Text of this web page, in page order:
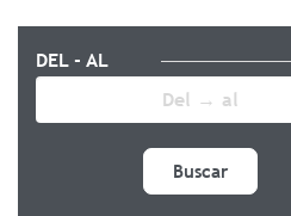
DEL - AL
Buscar